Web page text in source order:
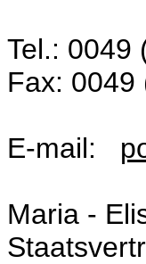
Tel.: 0049
Fax: 0049
E-mail:
Maria -